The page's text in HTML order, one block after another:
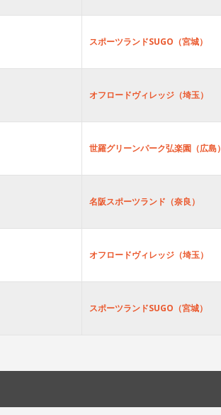
スポーツランドSUGO（宮城）
オフロードヴィレッジ（埼玉）
世羅グリーンパーク弘楽園（広島）
名阪スポーツランド（奈良）
オフロードヴィレッジ（埼玉）
スポーツランドSUGO（宮城）